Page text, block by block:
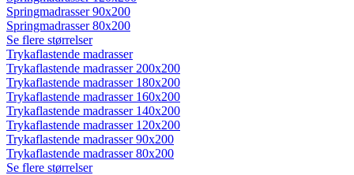
Springmadrasser 90x200
Springmadrasser 80x200
Se flere størrelser
Trykaflastende madrasser
Trykaflastende madrasser 200x200
Trykaflastende madrasser 180x200
Trykaflastende madrasser 160x200
Trykaflastende madrasser 140x200
Trykaflastende madrasser 120x200
Trykaflastende madrasser 90x200
Trykaflastende madrasser 80x200
Se flere størrelser